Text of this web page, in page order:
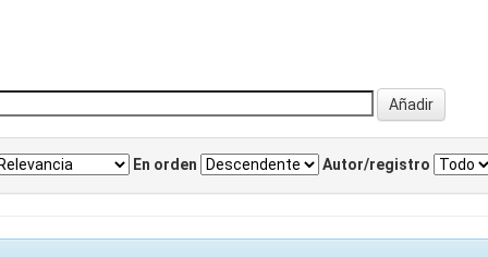
En orden Autor/registro